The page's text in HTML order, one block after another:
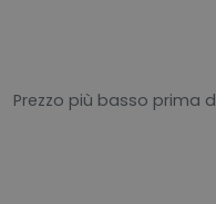
Prezzo più basso prima